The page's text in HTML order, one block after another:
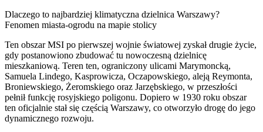
Dlaczego to najbardziej klimatyczna dzielnica Warszawy?
Fenomen miasta-ogrodu na mapie stolicy
Ten obszar MSI po pierwszej wojnie światowej zyskał drugie życie,
gdy postanowiono zbudować tu nowoczesną dzielnicę
mieszkaniową. Teren ten, ograniczony ulicami Marymoncką,
Samuela Lindego, Kasprowicza, Oczapowskiego, aleją Reymonta,
Broniewskiego, Żeromskiego oraz Jarzębskiego, w przeszłości
pełnił funkcję rosyjskiego poligonu. Dopiero w 1930 roku obszar
ten oficjalnie stał się częścią Warszawy, co otworzyło drogę do jego
dynamicznego rozwoju.